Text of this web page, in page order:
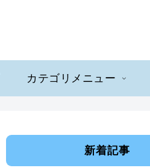
カテゴリメニュー
新着記事